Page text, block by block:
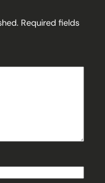
Required fields